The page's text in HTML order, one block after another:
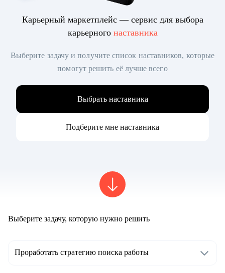
Карьерный маркетплейс — сервис для выбора
карьерного наставника
Выберите задачу и получите список наставников, которые
помогут решить её лучше всего
Выбрать наставника
Подберите мне наставника
Выберите задачу, которую нужно решить
Проработать стратегию поиска работы